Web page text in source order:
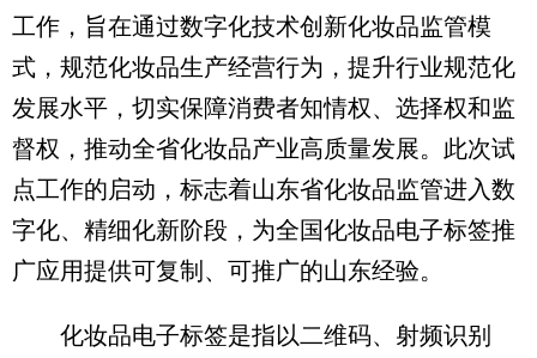
工作，旨在通过数字化技术创新化妆品监管模
式，规范化妆品生产经营行为，提升行业规范化
发展水平，切实保障消费者知情权、选择权和监
督权，推动全省化妆品产业高质量发展。此次试
点工作的启动，标志着山东省化妆品监管进入数
字化、精细化新阶段，为全国化妆品电子标签推
广应用提供可复制、可推广的山东经验。
化妆品电子标签是指以二维码、射频识别